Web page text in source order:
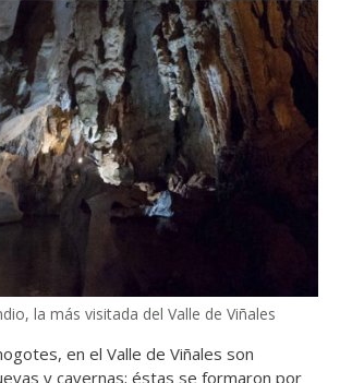
la más visitada del Valle de Viñales
en el Valle de Viñales son
y cavernas; éstas se formaron por